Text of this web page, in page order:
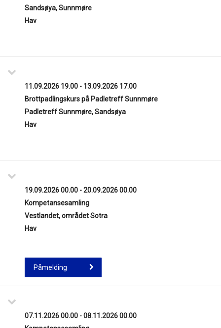
Sandsøya, Sunnmøre
Hav
11.09.2026 19.00 - 13.09.2026 17.00
Brottpadlingskurs på Padletreff Sunnmøre
Padletreff Sunnmøre, Sandsøya
Hav
19.09.2026 00.00 - 20.09.2026 00.00
Kompetansesamling
Vestlandet, området Sotra
Hav
Påmelding
07.11.2026 00.00 - 08.11.2026 00.00